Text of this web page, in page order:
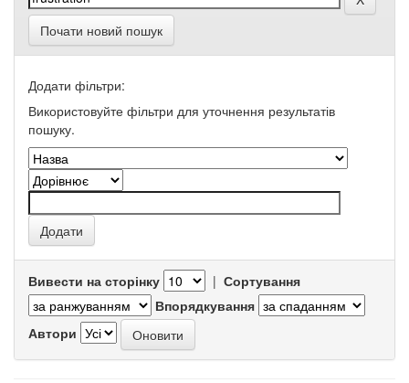
Почати новий пошук
Додати фільтри:
Використовуйте фільтри для уточнення результатів
пошуку.
Вивести на сторінку | Сортування
Впорядкування
Автори